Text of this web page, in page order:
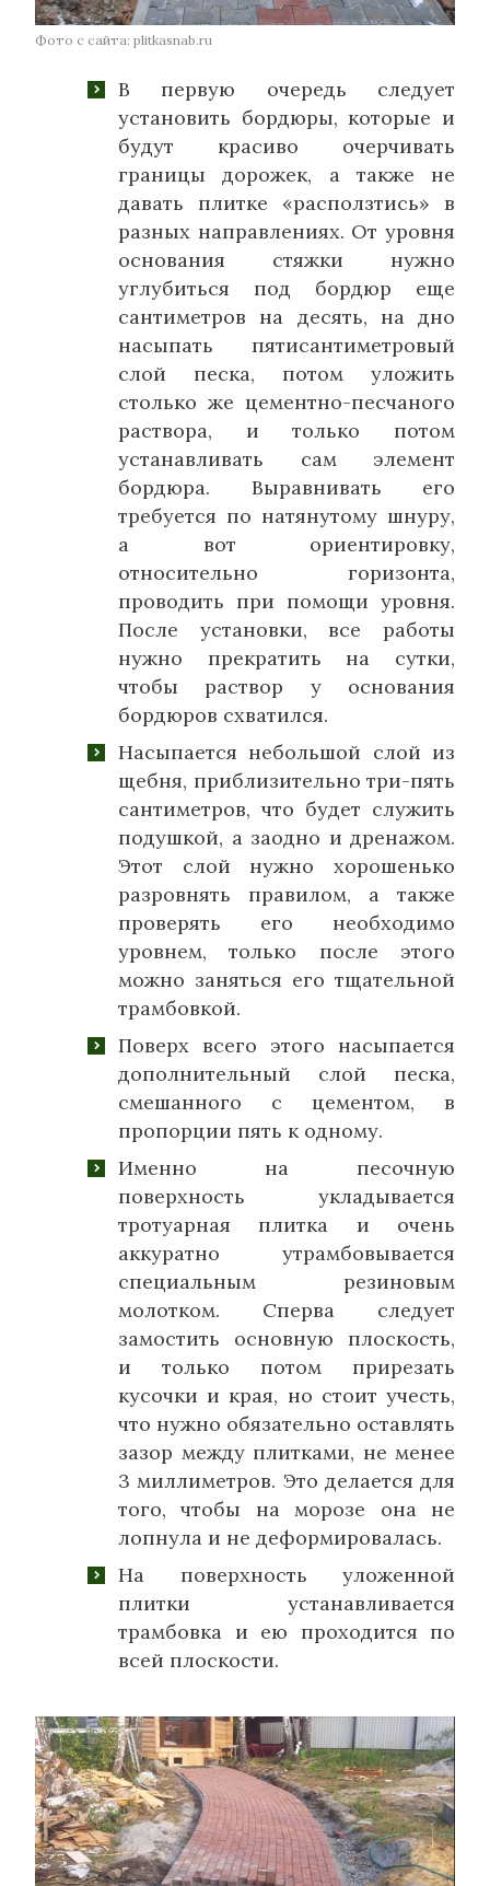
Фото с сайта: plitkasnab.ru
В первую очередь следует
установить бордюры, которые и
будут красиво очерчивать
границы дорожек, а также не
давать плитке «расползтись» в
разных направлениях. От уровня
основания стяжки нужно
углубиться под бордюр еще
сантиметров на десять, на дно
насыпать пятисантиметровый
слой песка, потом уложить
столько же цементно-песчаного
раствора, и только потом
устанавливать сам элемент
бордюра. Выравнивать его
требуется по натянутому шнуру,
а вот ориентировку,
относительно горизонта,
проводить при помощи уровня.
После установки, все работы
нужно прекратить на сутки,
чтобы раствор у основания
бордюров схватился.
Насыпается небольшой слой из
щебня, приблизительно три-пять
сантиметров, что будет служить
подушкой, а заодно и дренажом.
Этот слой нужно хорошенько
разровнять правилом, а также
проверять его необходимо
уровнем, только после этого
можно заняться его тщательной
трамбовкой.
Поверх всего этого насыпается
дополнительный слой песка,
смешанного с цементом, в
пропорции пять к одному.
Именно на песочную
поверхность укладывается
тротуарная плитка и очень
аккуратно утрамбовывается
специальным резиновым
молотком. Сперва следует
замостить основную плоскость,
и только потом прирезать
кусочки и края, но стоит учесть,
что нужно обязательно оставлять
зазор между плитками, не менее
3 миллиметров. Это делается для
того, чтобы на морозе она не
лопнула и не деформировалась.
На поверхность уложенной
плитки устанавливается
трамбовка и ею проходится по
всей плоскости.